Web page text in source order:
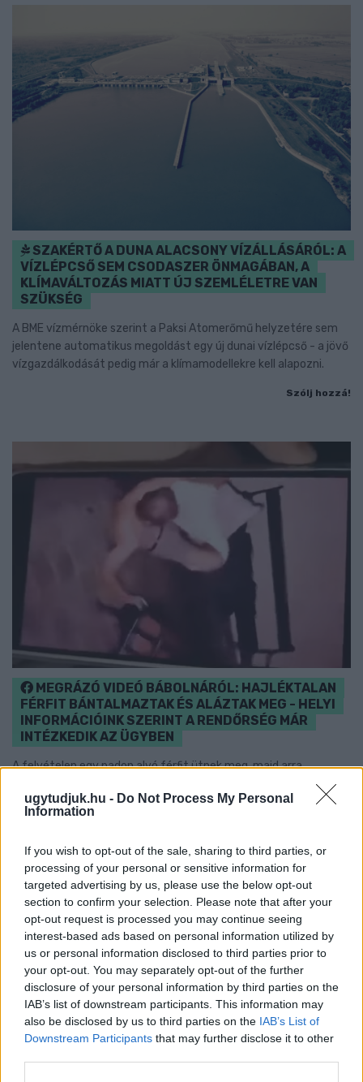
ugytudjuk.hu - Do Not Process My Personal
Information
If you wish to opt-out of the sale, sharing to third parties, or
processing of your personal or sensitive information for
targeted advertising by us, please use the below opt-out
section to confirm your selection. Please note that after your
opt-out request is processed you may continue seeing
interest-based ads based on personal information utilized by
us or personal information disclosed to third parties prior to
your opt-out. You may separately opt-out of the further
disclosure of your personal information by third parties on the
IAB’s list of downstream participants. This information may
also be disclosed by us to third parties on the IAB’s List of
Downstream Participants that may further disclose it to other
SZAKÉRTŐ A DUNA ALACSONY VÍZÁLLÁSÁRÓL: A
VÍZLÉPCSŐ SEM CSODASZER ÖNMAGÁBAN, A
KLÍMAVÁLTOZÁS MIATT ÚJ SZEMLÉLETRE VAN
SZÜKSÉG
A BME vízmérnöke szerint a Paksi Atomerőmű helyzetére sem
jelentene automatikus megoldást egy új dunai vízlépcső - a jövő
vízgazdálkodását pedig már a klímamodellekre kell alapozni.
Szólj hozzá!
MEGRÁZÓ VIDEÓ BÁBOLNÁRÓL: HAJLÉKTALAN
FÉRFIT BÁNTALMAZTAK ÉS ALÁZTAK MEG - HELYI
INFORMÁCIÓINK SZERINT A RENDŐRSÉG MÁR
INTÉZKEDIK AZ ÜGYBEN
A felvételen egy padon alvó férfit ütnek meg, majd arra
bakancsát.